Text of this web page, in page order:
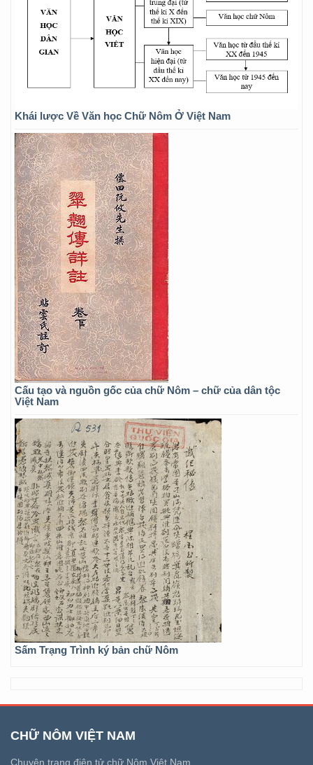
Khái lược Về Văn học Chữ Nôm Ở Việt Nam
Cấu tạo và nguồn gốc của chữ Nôm – chữ của dân tộc
Việt Nam
Sấm Trạng Trình ký bản chữ Nôm
CHỮ NÔM VIỆT NAM
Chuyên trang điện tử chữ Nôm Việt Nam.